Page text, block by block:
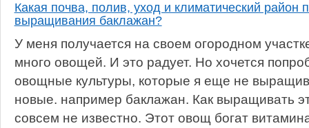
Какая почва, полив, уход и климатический район
выращивания баклажан?
У меня получается на своем огородном
много овощей. И это радует. Но хочется
овощные культуры, которые я еще не
новые. например баклажан. Как выращивать
совсем не известно. Этот овощ богат